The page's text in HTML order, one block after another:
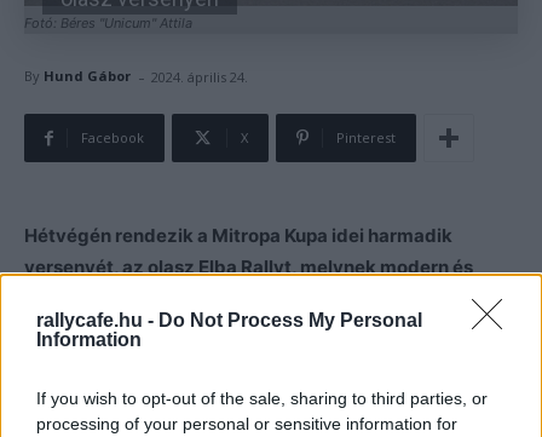
rallycafe.hu - Do Not Process My Personal
Information
If you wish to opt-out of the sale, sharing to third parties, or
processing of your personal or sensitive information for
Fotó: Béres "Unicum" Attila
By Hund Gábor - 2024. április 24.
Facebook X Pinterest
Hétvégén rendezik a Mitropa Kupa idei harmadik
versenyét, az olasz Elba Rallyt, melynek modern és
historic autós mezőnyében összesen három magyar
páros áll rajthoz.
Összesen hét gyorsasági és 102.62 km versenytáv vár az
olasz Elba Rallyn arra a 137 modern és 13 historic autós